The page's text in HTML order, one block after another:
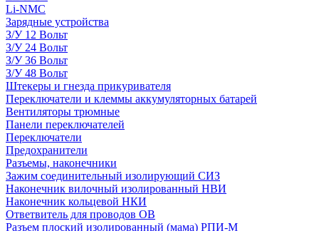
Li-NMC
Зарядные устройства
З/У 12 Вольт
З/У 24 Вольт
З/У 36 Вольт
З/У 48 Вольт
Штекеры и гнезда прикуривателя
Переключатели и клеммы аккумуляторных батарей
Вентиляторы трюмные
Панели переключателей
Переключатели
Предохранители
Разъемы, наконечники
Зажим соединительный изолирующий СИЗ
Наконечник вилочный изолированный НВИ
Наконечник кольцевой НКИ
Ответвитель для проводов ОВ
Разъем плоский изолированный (мама) РПИ-М